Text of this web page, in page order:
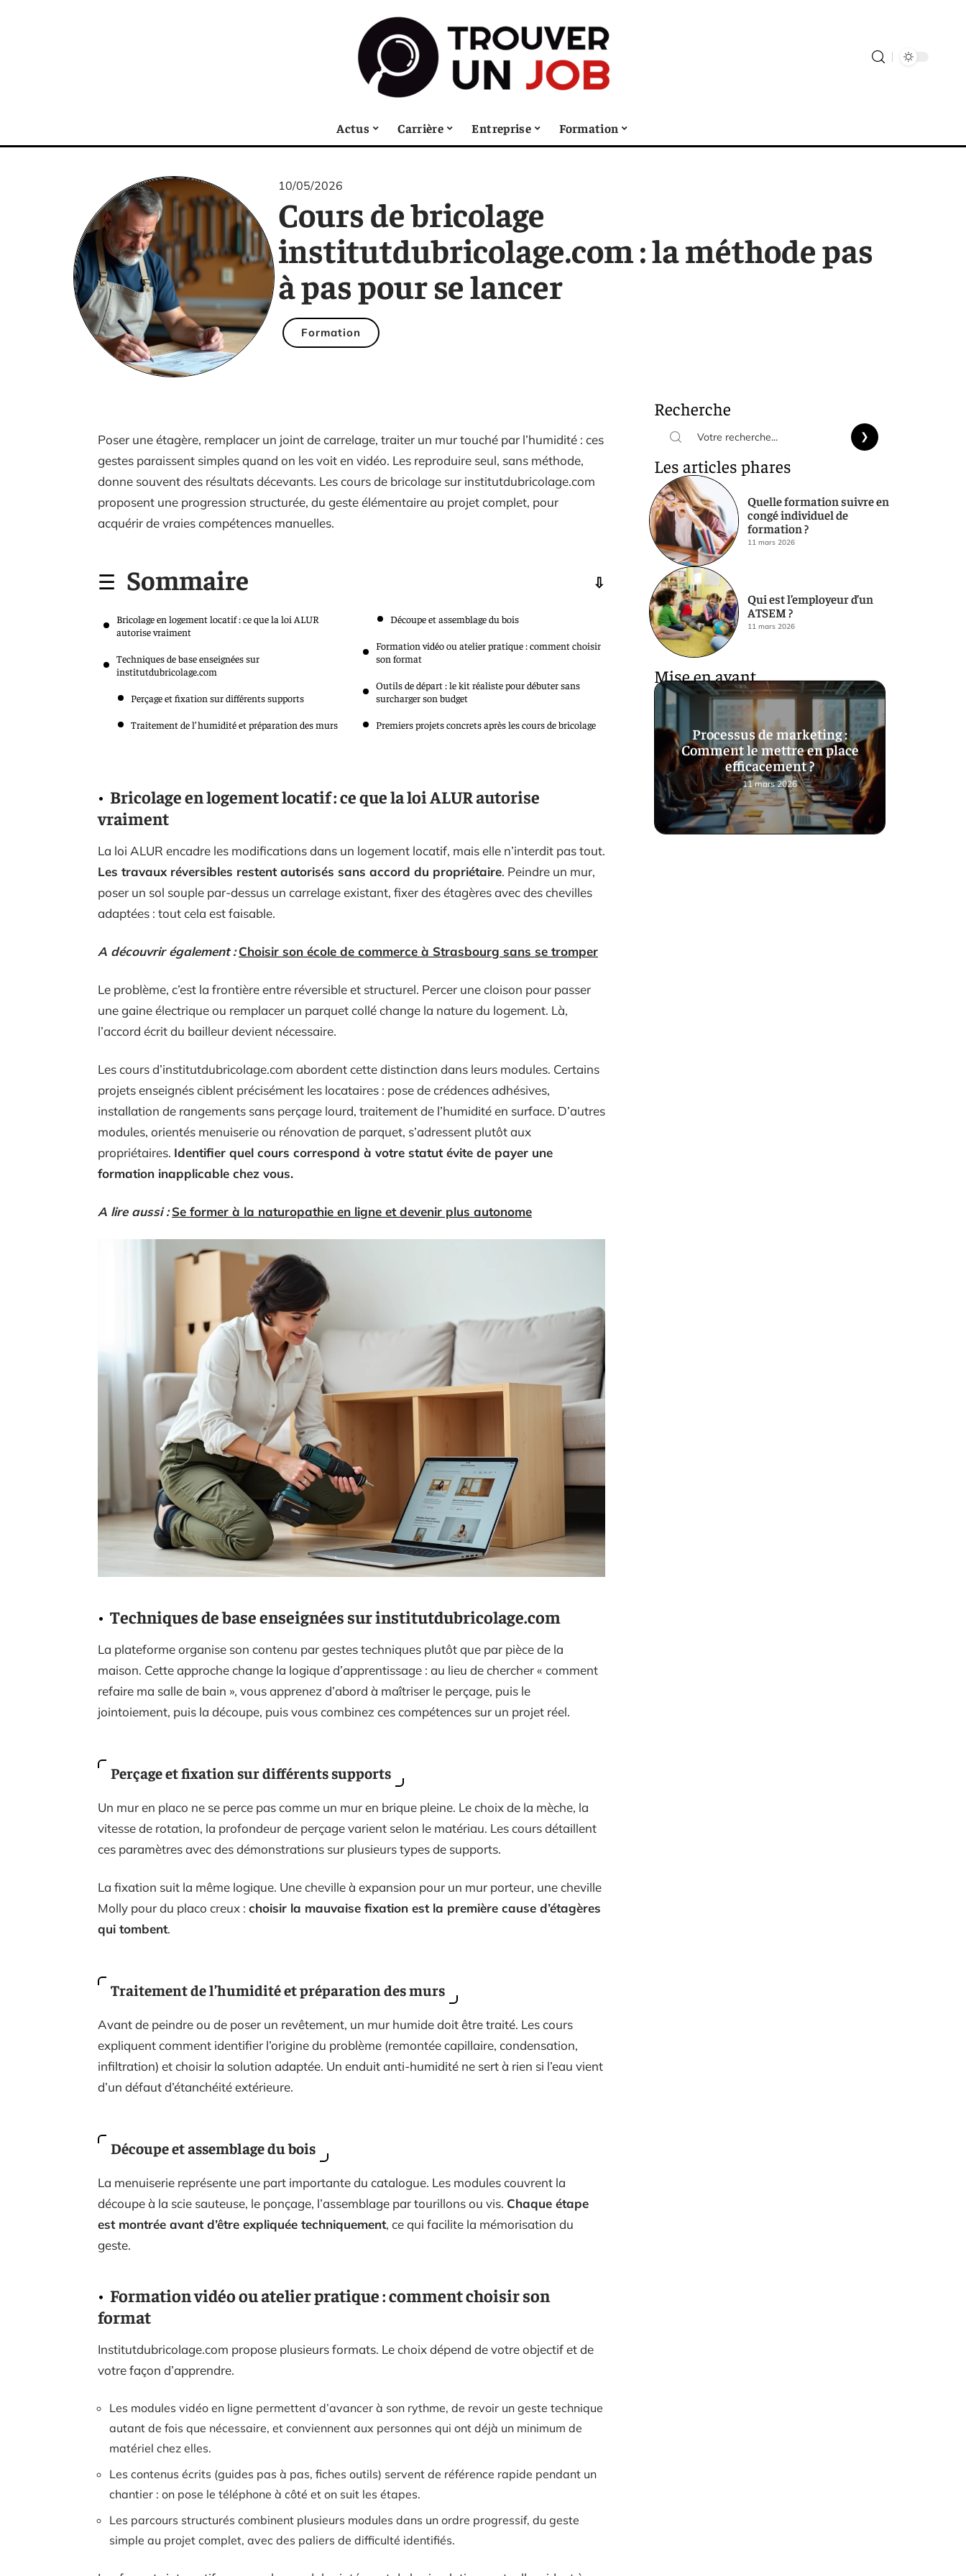
Actus Carrière Entreprise Formation
10/05/2026
Cours de bricolage
institutdubricolage.com : la méthode pas
à pas pour se lancer
Formation
Poser une étagère, remplacer un joint de carrelage, traiter un mur touché par l’humidité : ces
gestes paraissent simples quand on les voit en vidéo. Les reproduire seul, sans méthode,
donne souvent des résultats décevants. Les cours de bricolage sur institutdubricolage.com
proposent une progression structurée, du geste élémentaire au projet complet, pour
acquérir de vraies compétences manuelles.
Sommaire
Bricolage en logement locatif : ce que la loi ALUR
autorise vraiment
Techniques de base enseignées sur
institutdubricolage.com
Perçage et fixation sur différents supports
Traitement de l’humidité et préparation des murs
Découpe et assemblage du bois
Formation vidéo ou atelier pratique : comment choisir
son format
Outils de départ : le kit réaliste pour débuter sans
surcharger son budget
Premiers projets concrets après les cours de bricolage
Bricolage en logement locatif : ce que la loi ALUR autorise
vraiment
La loi ALUR encadre les modifications dans un logement locatif, mais elle n’interdit pas tout.
Les travaux réversibles restent autorisés sans accord du propriétaire. Peindre un mur,
poser un sol souple par-dessus un carrelage existant, fixer des étagères avec des chevilles
adaptées : tout cela est faisable.
A découvrir également : Choisir son école de commerce à Strasbourg sans se tromper
Le problème, c’est la frontière entre réversible et structurel. Percer une cloison pour passer
une gaine électrique ou remplacer un parquet collé change la nature du logement. Là,
l’accord écrit du bailleur devient nécessaire.
Les cours d’institutdubricolage.com abordent cette distinction dans leurs modules. Certains
projets enseignés ciblent précisément les locataires : pose de crédences adhésives,
installation de rangements sans perçage lourd, traitement de l’humidité en surface. D’autres
modules, orientés menuiserie ou rénovation de parquet, s’adressent plutôt aux
propriétaires. Identifier quel cours correspond à votre statut évite de payer une
formation inapplicable chez vous.
A lire aussi : Se former à la naturopathie en ligne et devenir plus autonome
Techniques de base enseignées sur institutdubricolage.com
La plateforme organise son contenu par gestes techniques plutôt que par pièce de la
maison. Cette approche change la logique d’apprentissage : au lieu de chercher « comment
refaire ma salle de bain », vous apprenez d’abord à maîtriser le perçage, puis le
jointoiement, puis la découpe, puis vous combinez ces compétences sur un projet réel.
Perçage et fixation sur différents supports
Un mur en placo ne se perce pas comme un mur en brique pleine. Le choix de la mèche, la
vitesse de rotation, la profondeur de perçage varient selon le matériau. Les cours détaillent
ces paramètres avec des démonstrations sur plusieurs types de supports.
La fixation suit la même logique. Une cheville à expansion pour un mur porteur, une cheville
Molly pour du placo creux : choisir la mauvaise fixation est la première cause d’étagères
qui tombent.
Traitement de l’humidité et préparation des murs
Avant de peindre ou de poser un revêtement, un mur humide doit être traité. Les cours
expliquent comment identifier l’origine du problème (remontée capillaire, condensation,
infiltration) et choisir la solution adaptée. Un enduit anti-humidité ne sert à rien si l’eau vient
d’un défaut d’étanchéité extérieure.
Découpe et assemblage du bois
La menuiserie représente une part importante du catalogue. Les modules couvrent la
découpe à la scie sauteuse, le ponçage, l’assemblage par tourillons ou vis. Chaque étape
est montrée avant d’être expliquée techniquement, ce qui facilite la mémorisation du
geste.
Formation vidéo ou atelier pratique : comment choisir son
format
Institutdubricolage.com propose plusieurs formats. Le choix dépend de votre objectif et de
votre façon d’apprendre.
Les modules vidéo en ligne permettent d’avancer à son rythme, de revoir un geste technique
autant de fois que nécessaire, et conviennent aux personnes qui ont déjà un minimum de
matériel chez elles.
Les contenus écrits (guides pas à pas, fiches outils) servent de référence rapide pendant un
chantier : on pose le téléphone à côté et on suit les étapes.
Les parcours structurés combinent plusieurs modules dans un ordre progressif, du geste
simple au projet complet, avec des paliers de difficulté identifiés.
Recherche
Les articles phares
Quelle formation suivre en
congé individuel de
formation ?
11 mars 2026
Qui est l’employeur d’un
ATSEM ?
11 mars 2026
Mise en avant
Processus de marketing :
Comment le mettre en place
efficacement ?
11 mars 2026